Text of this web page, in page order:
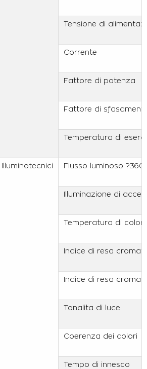
Tensione di
Corrente
Fattore di potenza
Fattore di
Temperatura di
Flusso luminoso
Illuminazione di
Temperatura di
Indice di resa
Indice di resa
Tonalita di luce
Coerenza dei colori
Tempo di innesco